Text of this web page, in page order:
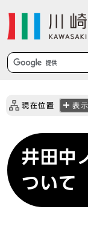
現在位置 表示
井田中
ついて